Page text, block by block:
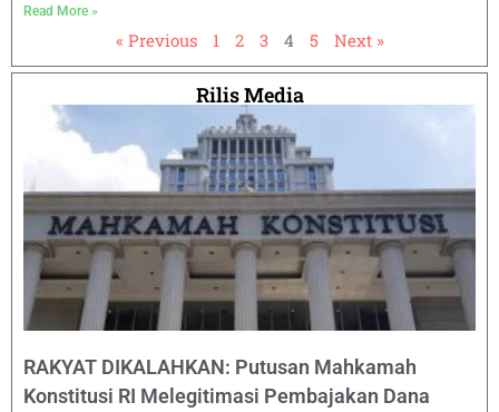
Read More »
« Previous 1 2 3 4 5 Next »
Rilis Media
RAKYAT DIKALAHKAN: Putusan Mahkamah
Konstitusi RI Melegitimasi Pembajakan Dana